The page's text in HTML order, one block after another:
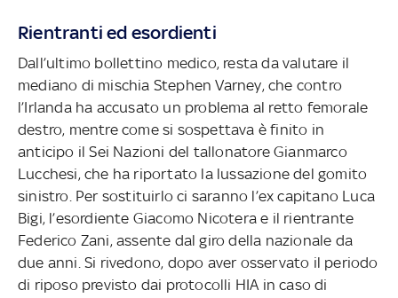
Rientranti ed esordienti
Dall’ultimo bollettino medico, resta da valutare il
mediano di mischia Stephen Varney, che contro
l’Irlanda ha accusato un problema al retto femorale
destro, mentre come si sospettava è finito in
anticipo il Sei Nazioni del tallonatore Gianmarco
Lucchesi, che ha riportato la lussazione del gomito
sinistro. Per sostituirlo ci saranno l’ex capitano Luca
Bigi, l’esordiente Giacomo Nicotera e il rientrante
Federico Zani, assente dal giro della nazionale da
due anni. Si rivedono, dopo aver osservato il periodo
di riposo previsto dai protocolli HIA in caso di